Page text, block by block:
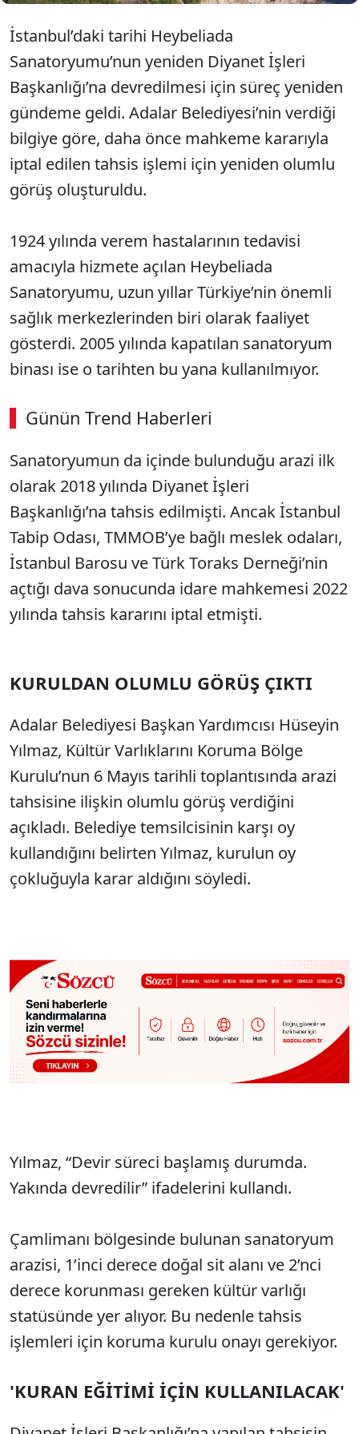
İstanbul’daki tarihi Heybeliada
Sanatoryumu’nun yeniden Diyanet İşleri
Başkanlığı’na devredilmesi için süreç yeniden
gündeme geldi. Adalar Belediyesi’nin verdiği
bilgiye göre, daha önce mahkeme kararıyla
iptal edilen tahsis işlemi için yeniden olumlu
görüş oluşturuldu.
1924 yılında verem hastalarının tedavisi
amacıyla hizmete açılan Heybeliada
Sanatoryumu, uzun yıllar Türkiye’nin önemli
sağlık merkezlerinden biri olarak faaliyet
gösterdi. 2005 yılında kapatılan sanatoryum
binası ise o tarihten bu yana kullanılmıyor.
Günün Trend Haberleri
Sanatoryumun da içinde bulunduğu arazi ilk
olarak 2018 yılında Diyanet İşleri
Başkanlığı’na tahsis edilmişti. Ancak İstanbul
Tabip Odası, TMMOB’ye bağlı meslek odaları,
İstanbul Barosu ve Türk Toraks Derneği’nin
açtığı dava sonucunda idare mahkemesi 2022
yılında tahsis kararını iptal etmişti.
KURULDAN OLUMLU GÖRÜŞ ÇIKTI
Adalar Belediyesi Başkan Yardımcısı Hüseyin
Yılmaz, Kültür Varlıklarını Koruma Bölge
Kurulu’nun 6 Mayıs tarihli toplantısında arazi
tahsisine ilişkin olumlu görüş verdiğini
açıkladı. Belediye temsilcisinin karşı oy
kullandığını belirten Yılmaz, kurulun oy
çokluğuyla karar aldığını söyledi.
Yılmaz, “Devir süreci başlamış durumda.
Yakında devredilir” ifadelerini kullandı.
Çamlimanı bölgesinde bulunan sanatoryum
arazisi, 1’inci derece doğal sit alanı ve 2’nci
derece korunması gereken kültür varlığı
statüsünde yer alıyor. Bu nedenle tahsis
işlemleri için koruma kurulu onayı gerekiyor.
'KURAN EĞİTİMİ İÇİN KULLANILACAK'